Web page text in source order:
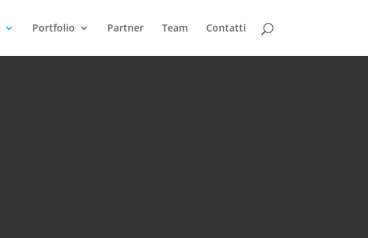
Portfolio Partner Team Contatti